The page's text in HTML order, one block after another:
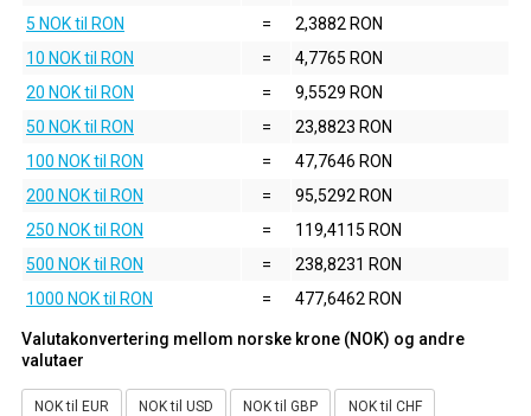
5 NOK til RON
=
2,3882 RON
10 NOK til RON
=
4,7765 RON
20 NOK til RON
=
9,5529 RON
50 NOK til RON
=
23,8823 RON
100 NOK til RON
=
47,7646 RON
200 NOK til RON
=
95,5292 RON
250 NOK til RON
=
119,4115 RON
500 NOK til RON
=
238,8231 RON
1000 NOK til RON
= 477,6462 RON
Valutakonvertering mellom norske krone (NOK) og andre
valutaer
NOK til EUR NOK til USD NOK til GBP NOK til CHF